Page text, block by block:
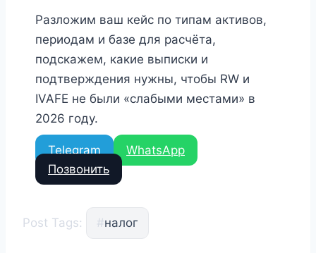
Разложим ваш кейс по типам активов,
периодам и базе для расчёта,
подскажем, какие выписки и
подтверждения нужны, чтобы RW и
IVAFE не были «слабыми местами» в
2026 году.
Telegram
WhatsApp
Позвонить
Post Tags: #налог